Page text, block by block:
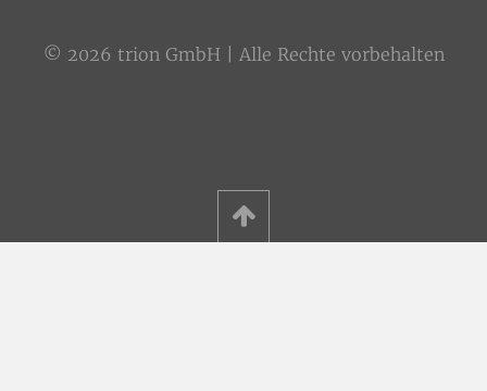
© 2026 trion GmbH | Alle Rechte vorbehalten